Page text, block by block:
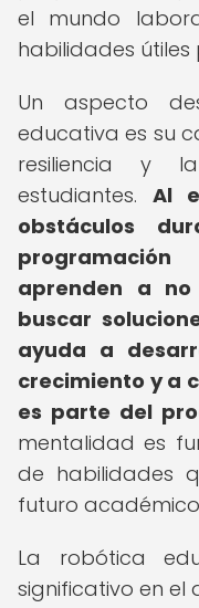
el mundo
habilidades
Un aspecto
educativa es su
resiliencia y
estudiantes.Al
obstáculos
aprenden a
buscar
ayuda a
crecimiento y a
es parte del
mentalidad es
de habilidades
futuro
La robótica
significativo en el